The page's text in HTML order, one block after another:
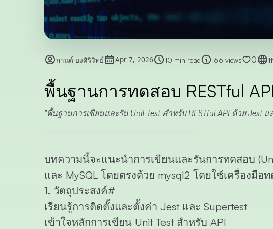
กานต์ ยงศิริวิทย์ Apr 7, 2026 10 min read 166 views 0
พื้นฐานการทดสอบ RESTful
พื้นฐานการเขียนและรัน Unit Test สำหรับ RESTful API ด้วย Jest แ
บทความนี้จะแนะนำการเขียนและรันการทดสอบ
และ MySQL โดยตรงด้วย mysql2 โดยใช้เครื่องมือ
1. วัตถุประสงค์#
เรียนรู้การติดตั้งและตั้งค่า Jest และ Supertest
เข้าใจหลักการเขียน Unit Test สำหรับ API